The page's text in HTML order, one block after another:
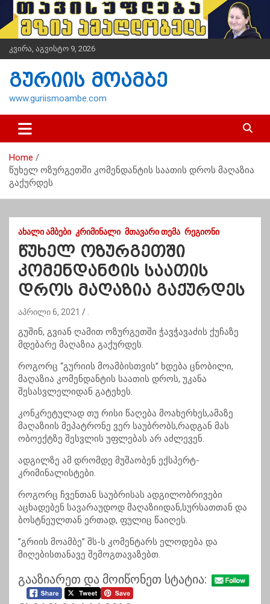
i
t
n
კვირა, აგვისტო 9, 2026
გურიის მოამბე
www.guriismoambe.com
Home
წუხელ ოზურგეთში კომენდანტის საათის დროს მაღაზია
გაქურდეს
ᲐᲮᲐᲚᲘ ᲐᲛᲑᲔᲑᲘ ᲙᲠᲘᲛᲘᲜᲐᲚᲘ ᲛᲗᲐᲕᲐᲠᲘ ᲗᲔᲛᲐ ᲠᲔᲒᲘᲝᲜᲘ
წუხელ ოზურგეთში
კომენდანტის საათის
დროს მაღაზია გაქურდეს
აპრილი 6, 2021
გუშინ, გვიან ღამით ოზურგეთში ჭავჭავაძის ქუჩაზე
მდებარე მაღაზია გაქურდეს.
როგორც “გურიის მოამბისთვის” ხდება ცნობილი,
მაღაზია კომენდანტის საათის დროს, უკანა
შესასვლელიდან გატეხეს.
კონკრეტულად თუ რისი წაღება მოახერხეს,ამაზე
მაღაზიის მეპატრონე ვერ საუბრობს,რადგან მას
ობოექტზე შესვლის უფლებას არ აძლევენ.
ადგილზე ამ დრომდე მუშაობენ ექსპერტ-
კრიმინალისტები.
როგორც ჩვენთან საუბრისას ადგილობრივები
აცხადებენ სავარაუდოდ მაღაზიიდან,სურსათთან და
ბოსტნეულთან ერთად, ფულიც წაიღეს.
”გრიის მოამბე” შს-ს კომენტარს ელოდება და
მიღებისთანავე შემოგთავაზებთ.
გააზიარეთ და მოიწონეთ სტატია: